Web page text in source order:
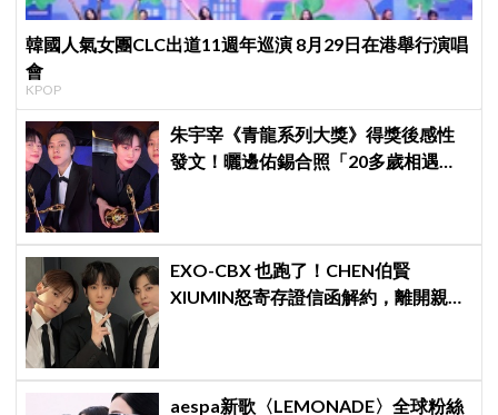
韓國人氣女團CLC出道11週年巡演 8月29日在港舉行演唱
會
KPOP
朱宇宰《青龍系列大獎》得獎後感性
發文！曬邊佑錫合照「20多歲相遇，
EXO-CBX 也跑了！CHEN伯賢
XIUMIN怒寄存證信函解約，離開親手
aespa新歌〈LEMONADE〉全球粉絲